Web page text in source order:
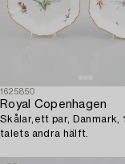
1625850
Royal Copenhagen
Skålar,ett par, Danmark,
talets andra hälft.